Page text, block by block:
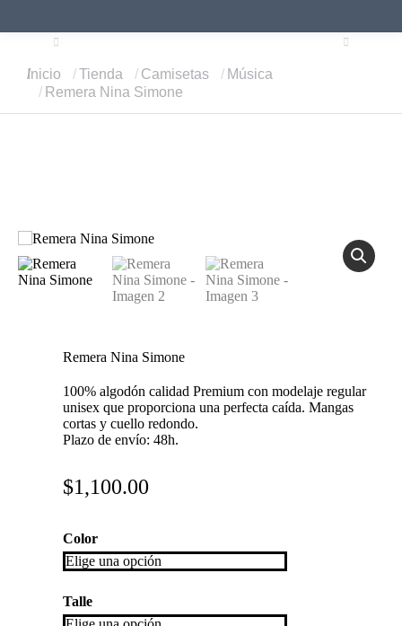
Estás aquí:
Inicio Tienda Camisetas
Música
Remera Nina Simone
Remera Nina Simone
100% algodón calidad Premium con modelaje regular
unisex que proporciona una perfecta caída. Mangas
cortas y cuello redondo.
Plazo de envío: 48h.
$1,100.00
Color
Talle